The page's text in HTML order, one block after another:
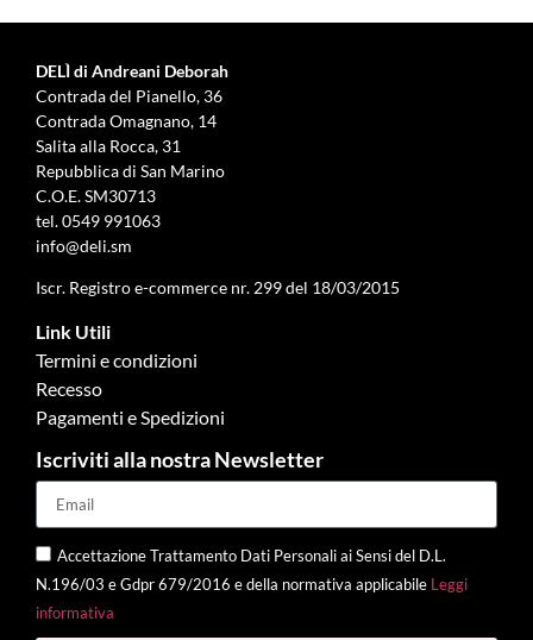
DELÌ di Andreani Deborah
Contrada del Pianello, 36
Contrada Omagnano, 14
Salita alla Rocca, 31
Repubblica di San Marino
C.O.E. SM30713
tel.0549 991063
info@deli.sm
Iscr. Registro e-commerce nr. 299 del 18/03/2015
Link Utili
Termini e condizioni
Recesso
Pagamenti e Spedizioni
Iscriviti alla nostra Newsletter
Accettazione Trattamento Dati Personali ai Sensi del D.L.
N.196/03 e Gdpr 679/2016 e della normativa applicabile Leggi
informativa